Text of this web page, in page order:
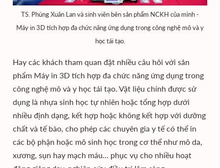
TS. Phùng Xuân Lan và sinh viên bên sản phẩm NCKH của mình -
Máy in 3D tích hợp đa chức năng ứng dụng trong công nghệ mô và y
học tái tạo.
Hay các khách tham quan đặt nhiều câu hỏi với sản
phẩm Máy in 3D tích hợp đa chức năng ứng dụng trong
công nghệ mô và y học tái tạo. Vật liệu chính được sử
dụng là nhựa sinh học tự nhiên hoặc tổng hợp dưới
nhiều định dạng, kết hợp hoặc không kết hợp với dưỡng
chất và tế bào, cho phép các chuyên gia y tế có thể in
các bộ phận hoặc mô sinh học trong cơ thể như mô da,
xương, sụn hay mạch máu… phục vụ cho nhiều hoạt